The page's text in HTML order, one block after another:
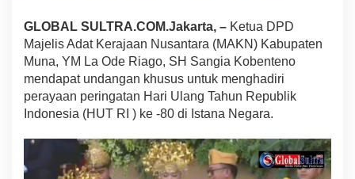
M
L
o
d
e
R
a
g
o
GLOBAL SULTRA.COM.Jakarta, – Ketua DPD
Majelis Adat Kerajaan Nusantara (MAKN) Kabupaten
Muna, YM La Ode Riago, SH Sangia Kobenteno
mendapat undangan khusus untuk menghadiri
perayaan peringatan Hari Ulang Tahun Republik
Indonesia (HUT RI ) ke -80 di Istana Negara.